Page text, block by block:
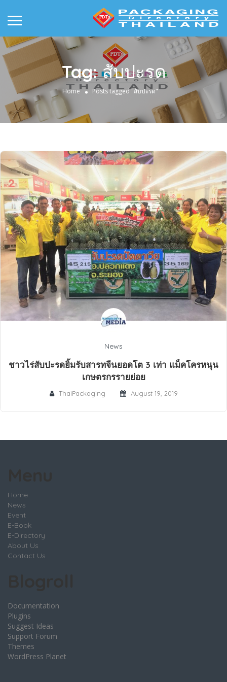
Tag:สับปะรด
Home Posts tagged "สับปะรด"
News
ชาวไร่สับปะรดยิ้มรับสารทจีนยอดโต 3 เท่า แม็คโครหนุน
เกษตรกรรายย่อย
ThaiPackaging August 19, 2019
Home
News
Event
E-Book
E-Directory
About Us
Contact Us
Documentation
Plugins
Suggest Ideas
Support Forum
Themes
WordPress Planet